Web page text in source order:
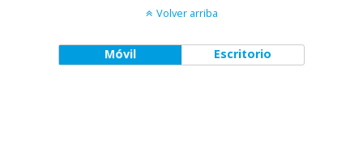
Volver arriba
Móvil Escritorio